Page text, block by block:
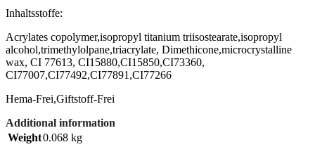
Inhaltsstoffe:
Acrylates copolymer,isopropyl titanium triisostearate,isopropyl
alcohol,trimethylolpane,triacrylate, Dimethicone,microcrystalline
wax, CI 77613, CI15880,CI15850,CI73360,
CI77007,CI77492,CI77891,CI77266
Hema-Frei,Giftstoff-Frei
Additional information
Weight0.068 kg